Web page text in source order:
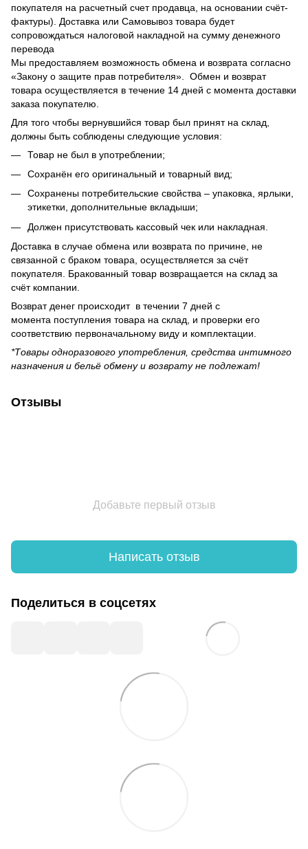
покупателя на расчетный счет продавца, на основании счёт-
фактуры). Доставка или Самовывоз товара будет
сопровождаться налоговой накладной на сумму денежного
перевода
Мы предоставляем возможность обмена и возврата согласно
«Закону о защите прав потребителя». Обмен и возврат
товара осуществляется в течение 14 дней с момента доставки
заказа покупателю.
Для того чтобы вернувшийся товар был принят на склад,
должны быть соблюдены следующие условия:
Товар не был в употреблении;
Сохранён его оригинальный и товарный вид;
Сохранены потребительские свойства – упаковка, ярлыки,
этикетки, дополнительные вкладыши;
Должен присутствовать кассовый чек или накладная.
Доставка в случае обмена или возврата по причине, не
связанной с браком товара, осуществляется за счёт
покупателя. Бракованный товар возвращается на склад за
счёт компании.
Возврат денег происходит в течении 7 дней с
момента поступления товара на склад, и проверки его
соответствию первоначальному виду и комплектации.
*Товары одноразового употребления, средства интимного
назначения и бельё обмену и возврату не подлежат!
Отзывы
Добавьте первый отзыв
Написать отзыв
Поделиться в соцсетях